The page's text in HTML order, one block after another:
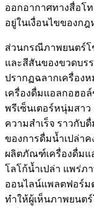
ออกอากาศทางสื่อโ
อยู่ในเงื่อนไขของกฎ
ส่วนกรณีภาพยนตร์
และสีสันของขวดบร
ปรากฏฉลากเครื่อง
เครื่องดื่มแอลกอฮอ
พรีเซ็นเตอร์หนุ่มสา
ความสำเร็จ ราวกับ
ของการดื่มน้ำเปล่า
ผลิตภัณฑ์เครื่องดื่มแ
โลโก้น้ำเปล่า แพร่ภ
ออนไลน์แพลตฟอร์ม
ทำให้ผู้เห็นภาพยนต